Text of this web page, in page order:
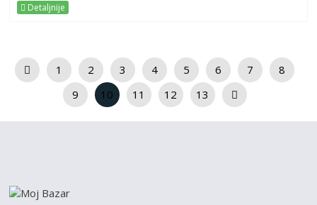
Detaljnije
1 2 3 4 5 6 7
8
9
10 11 12 13